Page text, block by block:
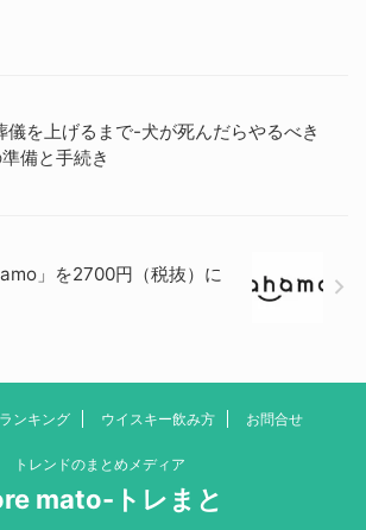
儀を上げるまで-犬が死んだらやるべき
備と手続き
」を2700円（税抜）に
ランキング ウイスキー飲み方 お問合せ
トレンドのまとめメディア
mato-トレまと